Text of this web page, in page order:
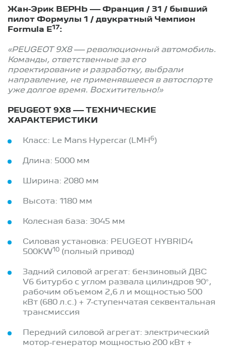
Жан-Эрик ВЕРНЬ — Франция / 31 / бывший
пилот Формулы 1 / двукратный Чемпион
Formula E17:
«PEUGEOT 9X8 — революционный автомобиль.
Команды, ответственные за его
проектирование и разработку, выбрали
направление, не применявшееся в автоспорте
уже долгое время. Восхитительно!»
PEUGEOT 9X8 — ТЕХНИЧЕСКИЕ
ХАРАКТЕРИСТИКИ
Класс: Le Mans Hypercar (LMH 6 )
Длина: 5000 мм
Ширина: 2080 мм
Высота: 1180 мм
Колесная база: 3045 мм
Силовая установка: PEUGEOT HYBRID4
500KW10 (полный привод)
Задний силовой агрегат: бензиновый ДВС
V6 битурбо с углом развала цилиндров 90°,
рабочим объемом 2,6 л и мощностью 500
кВт (680 л.с.) + 7-ступенчатая секвентальная
трансмиссия
Передний силовой агрегат: электрический
мотор-генератор мощностью 200 кВт +